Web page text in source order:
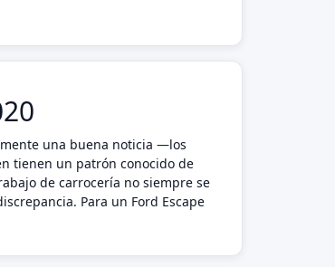
una buena noticia —los
tienen un patrón conocido de
de carrocería no siempre se
Para un Ford Escape